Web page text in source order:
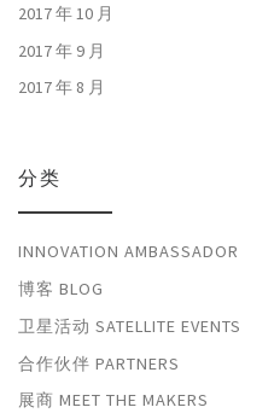
2017 年 10 月
2017 年 9 月
2017 年 8 月
分类
INNOVATION AMBASSADOR
博客 BLOG
卫星活动 SATELLITE EVENTS
合作伙伴 PARTNERS
展商 MEET THE MAKERS